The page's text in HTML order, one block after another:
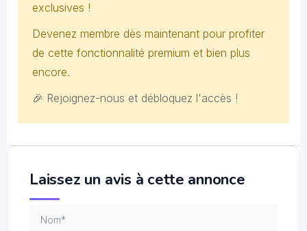
exclusives !
Devenez membre dès maintenant pour profiter
de cette fonctionnalité premium et bien plus
encore.
🎉 Rejoignez-nous et débloquez l'accès !
Laissez un avis à cette annonce